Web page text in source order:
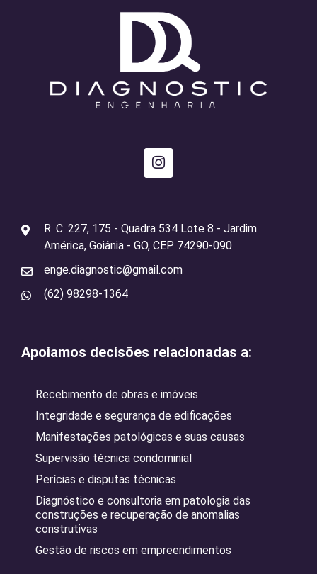
R. C. 227, 175 - Quadra 534 Lote 8 - Jardim
América, Goiânia - GO, CEP 74290-090
enge.diagnostic@gmail.com
(62) 98298-1364
Apoiamos decisões relacionadas a:
Recebimento de obras e imóveis
Integridade e segurança de edificações
Manifestações patológicas e suas causas
Supervisão técnica condominial
Perícias e disputas técnicas
Diagnóstico e consultoria em patologia das
construções e recuperação de anomalias
construtivas
Gestão de riscos em empreendimentos